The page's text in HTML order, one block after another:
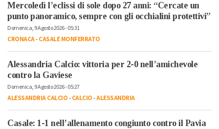
Mercoledì l’eclissi di sole dopo 27 anni: “Cercate un
punto panoramico, sempre con gli occhialini protettivi”
Domenica, 9 Agosto 2026 - 05:31
CRONACA-CASALE MONFERRATO
Alessandria Calcio: vittoria per 2-0 nell’amichevole
contro la Gaviese
Domenica, 9 Agosto 2026 - 05:27
ALESSANDRIA CALCIO-CALCIO-ALESSANDRIA
Casale: 1-1 nell’allenamento congiunto contro il Pavia